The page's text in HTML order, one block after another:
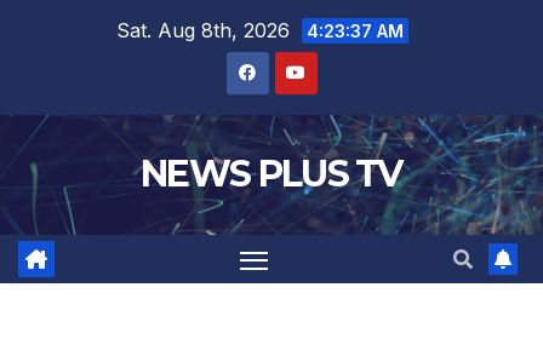
Sat. Aug 8th, 2026 4:23:37 AM
NEWS PLUS TV